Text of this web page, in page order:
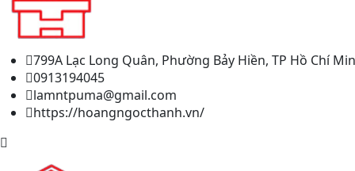
799A Lạc Long Quân, Phường Bảy Hiền, TP Hồ Chí
0913194045
lamntpuma@gmail.com
https://hoangngocthanh.vn/